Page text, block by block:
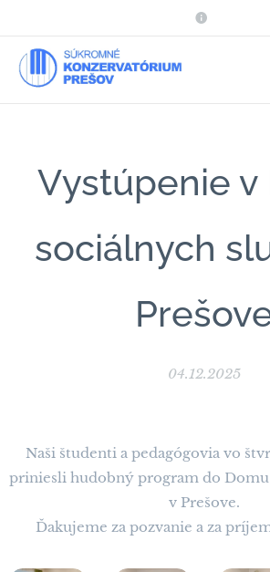
Vystúpenie v
sociálnych
04.12.2025
Naši študenti a pedagógovia vo
priniesli hudobný program do
v Prešove.
Ďakujeme za pozvanie a za